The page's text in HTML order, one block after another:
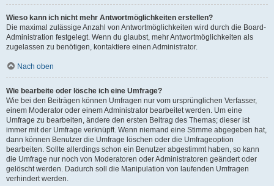
Wieso kann ich nicht mehr Antwortmöglichkeiten erstellen?
Die maximal zulässige Anzahl von Antwortmöglichkeiten wird durch die Board-
Administration festgelegt. Wenn du glaubst, mehr Antwortmöglichkeiten als
zugelassen zu benötigen, kontaktiere einen Administrator.
Nach oben
Wie bearbeite oder lösche ich eine Umfrage?
Wie bei den Beiträgen können Umfragen nur vom ursprünglichen Verfasser,
einem Moderator oder einem Administrator bearbeitet werden. Um eine
Umfrage zu bearbeiten, ändere den ersten Beitrag des Themas; dieser ist
immer mit der Umfrage verknüpft. Wenn niemand eine Stimme abgegeben hat,
dann können Benutzer die Umfrage löschen oder die Umfrageoption
bearbeiten. Sollte allerdings schon ein Benutzer abgestimmt haben, so kann
die Umfrage nur noch von Moderatoren oder Administratoren geändert oder
gelöscht werden. Dadurch soll die Manipulation von laufenden Umfragen
verhindert werden.